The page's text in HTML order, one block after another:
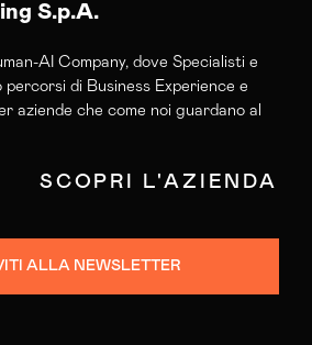
S.p.A.
AI Company, dove Specialisti e
di Business Experience e
aziende che come noi guardano al
SCOPRI L'AZIENDA
ALLA NEWSLETTER